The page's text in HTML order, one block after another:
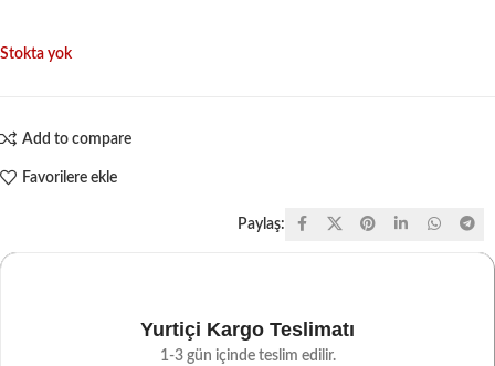
Stokta yok
Add to compare
Favorilere ekle
Paylaş:
Yurtiçi Kargo Teslimatı
1-3 gün içinde teslim edilir.